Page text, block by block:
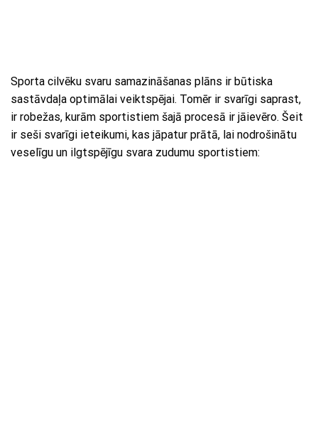
Sporta cilvēku svaru samazināšanas plāns ir būtiska
sastāvdaļa optimālai veiktspējai. Tomēr ir svarīgi saprast,
ir robežas, kurām sportistiem šajā procesā ir jāievēro. Šeit
ir seši svarīgi ieteikumi, kas jāpatur prātā, lai nodrošinātu
veselīgu un ilgtspējīgu svara zudumu sportistiem: